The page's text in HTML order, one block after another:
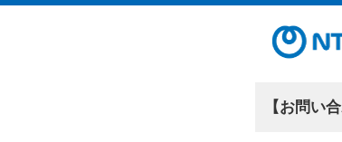
【お問い